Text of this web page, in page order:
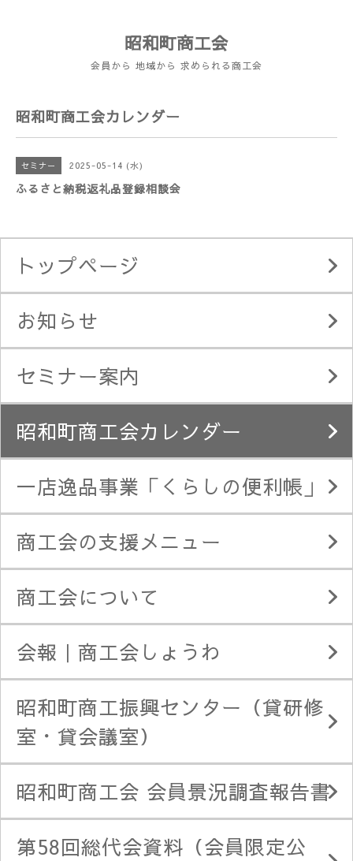
昭和町商工会
会員から 地域から 求められる商工会
昭和町商工会カレンダー
セミナー 2025-05-14 (水)
ふるさと納税返礼品登録相談会
トップページ
お知らせ
セミナー案内
昭和町商工会カレンダー
一店逸品事業「くらしの便利帳」
商工会の支援メニュー
商工会について
会報｜商工会しょうわ
昭和町商工振興センター（貸研修
室・貸会議室）
昭和町商工会 会員景況調査報告書
第58回総代会資料（会員限定公